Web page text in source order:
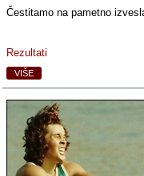
Čestitamo na pametno
Rezultati
VIŠE